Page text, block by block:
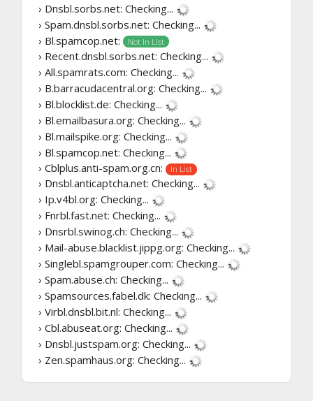
› Dnsbl.sorbs.net: Checking...
› Spam.dnsbl.sorbs.net: Checking...
› Bl.spamcop.net:
Not In List
› Recent.dnsbl.sorbs.net: Checking...
› All.spamrats.com: Checking...
› B.barracudacentral.org: Checking...
› Bl.blocklist.de: Checking...
› Bl.emailbasura.org: Checking...
› Bl.mailspike.org: Checking...
› Bl.spamcop.net: Checking...
› Cblplus.anti-spam.org.cn:
In List
› Dnsbl.anticaptcha.net: Checking...
› Ip.v4bl.org: Checking...
› Fnrbl.fast.net: Checking...
› Dnsrbl.swinog.ch: Checking...
› Mail-abuse.blacklist.jippg.org: Checking...
› Singlebl.spamgrouper.com: Checking...
› Spam.abuse.ch: Checking...
› Spamsources.fabel.dk: Checking...
› Virbl.dnsbl.bit.nl: Checking...
› Cbl.abuseat.org: Checking...
› Dnsbl.justspam.org: Checking...
› Zen.spamhaus.org: Checking...